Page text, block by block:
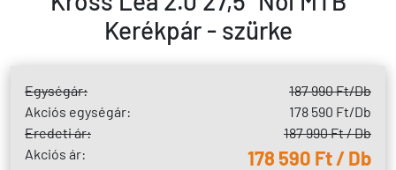
Kerékpár - szürke
Egységár: 187 990 Ft/Db
Akciós egységár:
178 590 Ft/Db
Eredeti ár:
187 990 Ft / Db
Akciós ár:
178 590 Ft / Db